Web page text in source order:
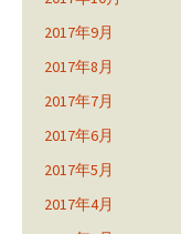
2017年9月
2017年8月
2017年7月
2017年6月
2017年5月
2017年4月